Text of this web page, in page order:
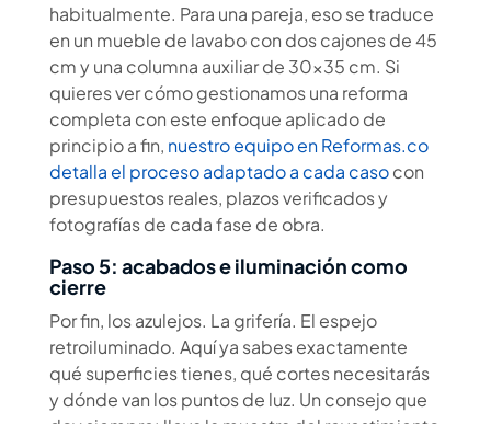
habitualmente. Para una pareja, eso se traduce
en un mueble de lavabo con dos cajones de 45
cm y una columna auxiliar de 30×35 cm. Si
quieres ver cómo gestionamos una reforma
completa con este enfoque aplicado de
principio a fin, nuestro equipo en Reformas.co
detalla el proceso adaptado a cada casocon
presupuestos reales, plazos verificados y
fotografías de cada fase de obra.
Paso 5: acabados e iluminación como
cierre
Por fin, los azulejos. La grifería. El espejo
retroiluminado. Aquí ya sabes exactamente
qué superficies tienes, qué cortes necesitarás
y dónde van los puntos de luz. Un consejo que